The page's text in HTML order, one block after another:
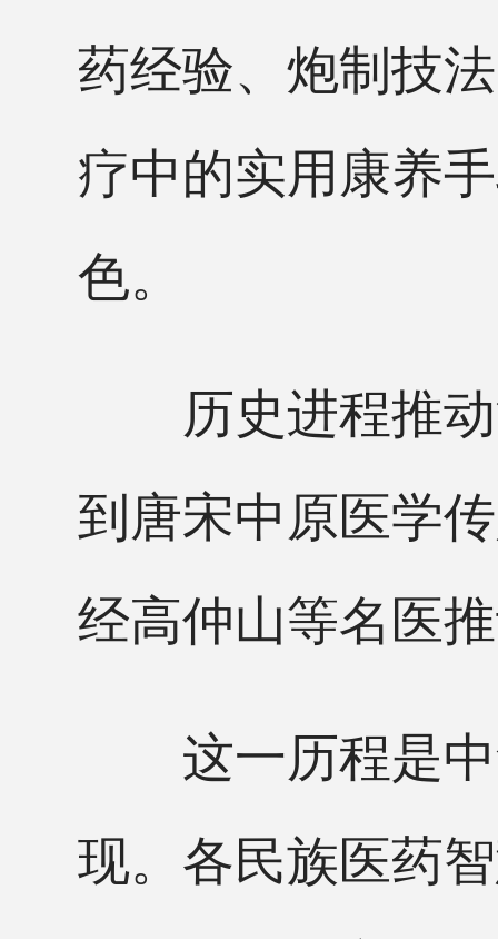
药经验、炮制技
疗中的实用康养
色。
历史进程推动
到唐宋中原医学
经高仲山等名医
这一历程是中
现。各民族医药